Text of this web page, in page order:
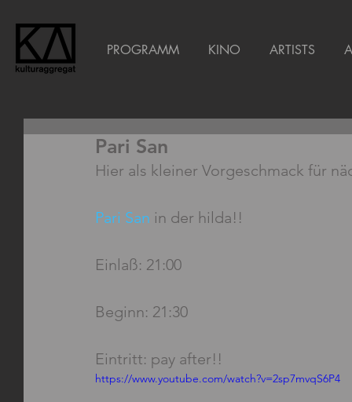
PROGRAMM KINO ARTISTS
Pari San
Hier als kleiner Vorgeschmack für
Pari San in der hilda!!
Einlaß: 21:00
Beginn: 21:30
Eintritt: pay after!!
https://www.youtube.com/watch?v=2sp7mvqS6P4